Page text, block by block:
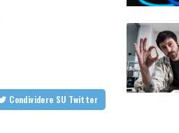
Condividere SU Twitter